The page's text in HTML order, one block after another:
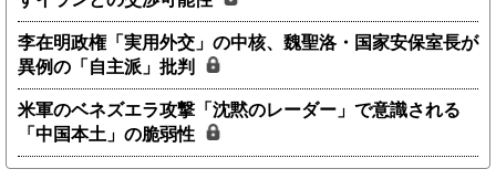
李在明政権「実用外交」の中核、魏聖洛・国家安保室長が
異例の「自主派」批判
米軍のベネズエラ攻撃「沈黙のレーダー」で意識される
「中国本土」の脆弱性